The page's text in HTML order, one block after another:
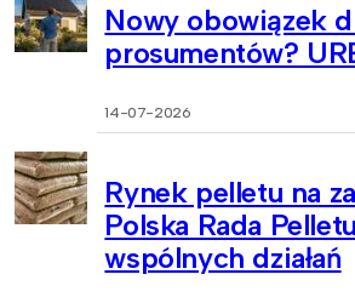
Nowy obowiązek
prosumentów?
14-07-2026
Rynek pelletu na
Polska Rada
wspólnych działań